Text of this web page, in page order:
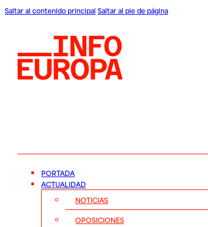
Saltar al contenido principal Saltar al pie de página
PORTADA
ACTUALIDAD
NOTICIAS
OPOSICIONES